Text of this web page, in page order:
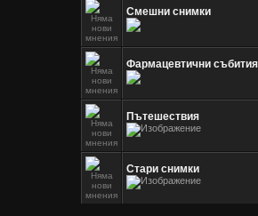
Смешни снимки
Фармацевтични събития
Пътешествия
Стари снимки